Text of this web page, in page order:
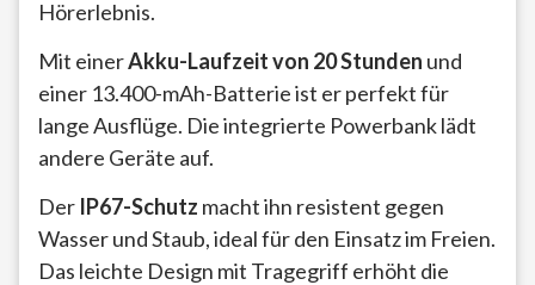
Hörerlebnis.
Mit einerAkku-Laufzeit von 20 Stunden und
einer 13.400-mAh-Batterie ist er perfekt für
lange Ausflüge. Die integrierte Powerbank lädt
andere Geräte auf.
Der IP67-Schutz macht ihn resistent gegen
Wasser und Staub, ideal für den Einsatz im Freien.
Das leichte Design mit Tragegriff erhöht die